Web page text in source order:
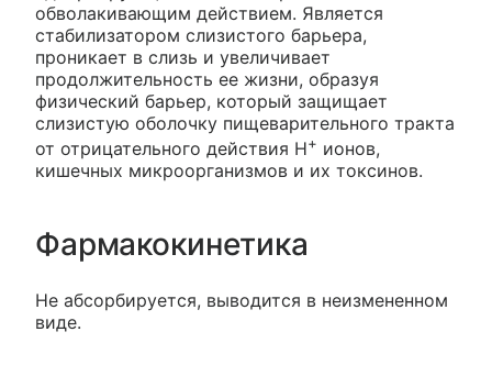
обволакивающим действием. Является
стабилизатором слизистого барьера,
проникает в слизь и увеличивает
продолжительность ее жизни, образуя
физический барьер, который защищает
слизистую оболочку пищеварительного тракта
от отрицательного действия Н+ ионов,
кишечных микроорганизмов и их токсинов.
Фармакокинетика
Не абсорбируется, выводится в неизмененном
виде.